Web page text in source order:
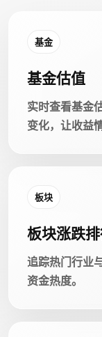
基金
基金估值
实时查看基金
变化，让收益
板块
板块涨跌
追踪热门行业
资金热度。